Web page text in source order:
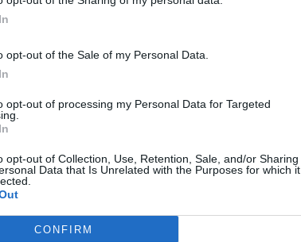
opt-out of the Sale of my Personal Data.
opt-out of processing my Personal Data for Targeted
opt-out of Collection, Use, Retention, Sale, and/or Sharing
Data that Is Unrelated with the Purposes for which it
CONFIRM
Ponte de Sôr | EFC recebe o
QUELUZ SUB23